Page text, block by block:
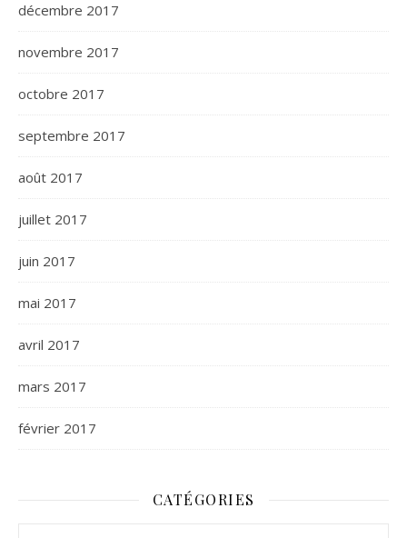
décembre 2017
novembre 2017
octobre 2017
septembre 2017
août 2017
juillet 2017
juin 2017
mai 2017
avril 2017
mars 2017
février 2017
CATÉGORIES